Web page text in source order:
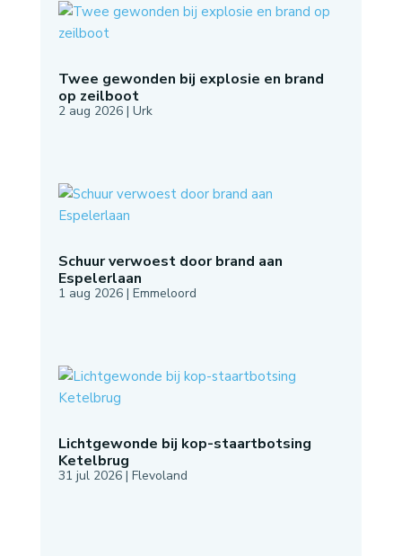
Twee gewonden bij explosie en brand
op zeilboot
2 aug 2026| Urk
Schuur verwoest door brand aan
Espelerlaan
1 aug 2026| Emmeloord
Lichtgewonde bij kop-staartbotsing
Ketelbrug
31 jul 2026| Flevoland